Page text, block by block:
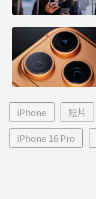
iPhone 短片
iPhone 16 Pro